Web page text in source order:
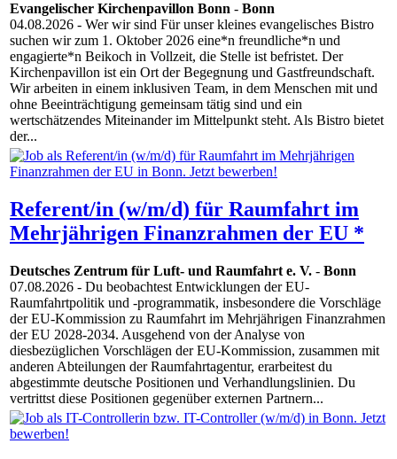
Evangelischer Kirchenpavillon Bonn - Bonn
04.08.2026 - Wer wir sind Für unser kleines evangelisches Bistro
suchen wir zum 1. Oktober 2026 eine*n freundliche*n und
engagierte*n Beikoch in Vollzeit, die Stelle ist befristet. Der
Kirchenpavillon ist ein Ort der Begegnung und Gastfreundschaft.
Wir arbeiten in einem inklusiven Team, in dem Menschen mit und
ohne Beeinträchtigung gemeinsam tätig sind und ein
wertschätzendes Miteinander im Mittelpunkt steht. Als Bistro bietet
der...
Referent/in (w/m/d) für Raumfahrt im
Mehrjährigen Finanzrahmen der EU *
Deutsches Zentrum für Luft- und Raumfahrt e. V. - Bonn
07.08.2026 - Du beobachtest Entwicklungen der EU-
Raumfahrtpolitik und -programmatik, insbesondere die Vorschläge
der EU-Kommission zu Raumfahrt im Mehrjährigen Finanzrahmen
der EU 2028-2034. Ausgehend von der Analyse von
diesbezüglichen Vorschlägen der EU-Kommission, zusammen mit
anderen Abteilungen der Raumfahrtagentur, erarbeitest du
abgestimmte deutsche Positionen und Verhandlungslinien. Du
vertrittst diese Positionen gegenüber externen Partnern...